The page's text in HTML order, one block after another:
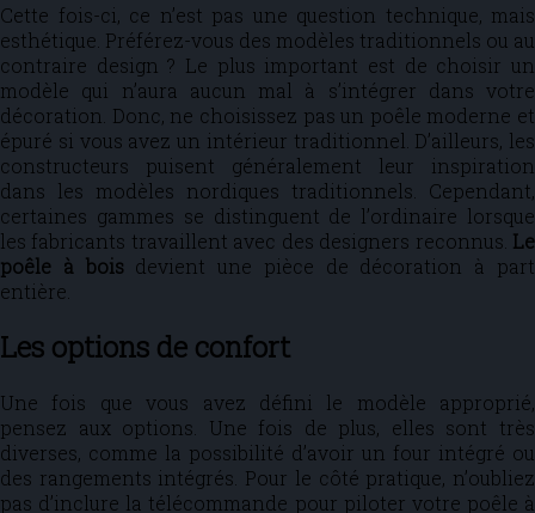
Cette fois-ci, ce n’est pas une question technique, mais
esthétique. Préférez-vous des modèles traditionnels ou au
contraire design ? Le plus important est de choisir un
modèle qui n’aura aucun mal à s’intégrer dans votre
décoration. Donc, ne choisissez pas un poêle moderne et
épuré si vous avez un intérieur traditionnel. D’ailleurs, les
constructeurs puisent généralement leur inspiration
dans les modèles nordiques traditionnels. Cependant,
certaines gammes se distinguent de l’ordinaire lorsque
les fabricants travaillent avec des designers reconnus. Le
poêle à bois devient une pièce de décoration à part
entière.
Les options de confort
Une fois que vous avez défini le modèle approprié,
pensez aux options. Une fois de plus, elles sont très
diverses, comme la possibilité d’avoir un four intégré ou
des rangements intégrés. Pour le côté pratique, n’oubliez
pas d’inclure la télécommande pour piloter votre poêle à